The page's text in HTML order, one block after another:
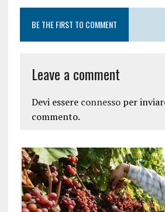
BE THE FIRST TO COMMENT
Leave a comment
Devi essere connessoper
commento.